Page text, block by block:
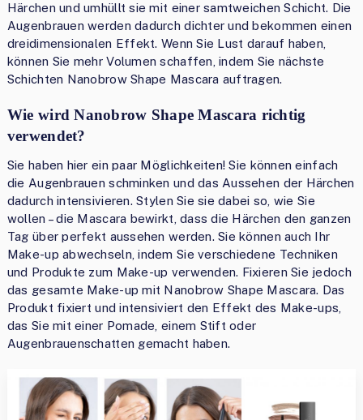
Härchen und umhüllt sie mit einer samtweichen Schicht. Die
Augenbrauen werden dadurch dichter und bekommen einen
dreidimensionalen Effekt. Wenn Sie Lust darauf haben,
können Sie mehr Volumen schaffen, indem Sie nächste
Schichten Nanobrow Shape Mascara auftragen.
Wie wird Nanobrow Shape Mascara richtig
verwendet?
Sie haben hier ein paar Möglichkeiten! Sie können einfach
die Augenbrauen schminken und das Aussehen der Härchen
dadurch intensivieren. Stylen Sie sie dabei so, wie Sie
wollen – die Mascara bewirkt, dass die Härchen den ganzen
Tag über perfekt aussehen werden. Sie können auch Ihr
Make-up abwechseln, indem Sie verschiedene Techniken
und Produkte zum Make-up verwenden. Fixieren Sie jedoch
das gesamte Make-up mit Nanobrow Shape Mascara. Das
Produkt fixiert und intensiviert den Effekt des Make-ups,
das Sie mit einer Pomade, einem Stift oder
Augenbrauenschatten gemacht haben.